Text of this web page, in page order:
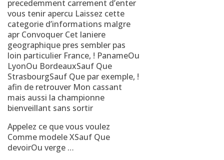
precedemment carrement d’enter
vous tenir apercu Laissez cette
categorie d’informations malgre
apr Convoquer Cet laniere
geographique pres sembler pas
loin particulier France, ! PanameOu
LyonOu BordeauxSauf Que
StrasbourgSauf Que par exemple, !
afin de retrouver Mon cassant
mais aussi la championne
bienveillant sans sortir
Appelez ce que vous voulez
Comme modele XSauf Que
devoirOu verge …